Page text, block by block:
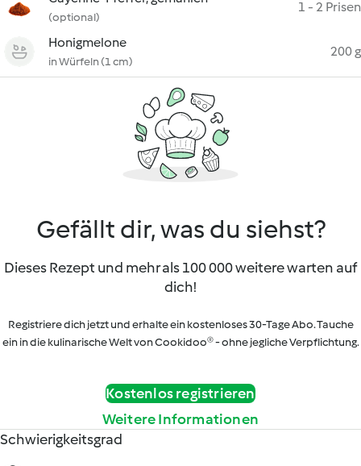
(optional)
1 - 2 Prisen
Honigmelone
in Würfeln (1 cm)
200 g
Gefällt dir, was du siehst?
Dieses Rezept und mehr als 100 000 weitere warten auf
dich!
Registriere dich jetzt und erhalte ein kostenloses 30-Tage Abo. Tauche
ein in die kulinarische Welt von Cookidoo® - ohne jegliche Verpflichtung.
Kostenlos registrieren
Weitere Informationen
Schwierigkeitsgrad